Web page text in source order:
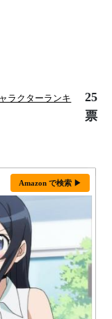
ラクターランキ
25
票
Amazon で検索 ▶